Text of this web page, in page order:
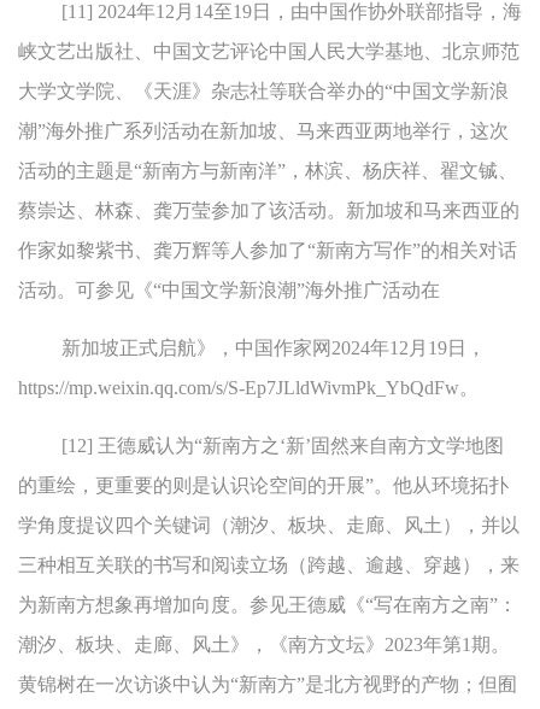
[11] 2024年12月14至19日，由中国作协外联部指导，海
峡文艺出版社、中国文艺评论中国人民大学基地、北京师范
大学文学院、《天涯》杂志社等联合举办的“中国文学新浪
潮”海外推广系列活动在新加坡、马来西亚两地举行，这次
活动的主题是“新南方与新南洋”，林滨、杨庆祥、翟文铖、
蔡崇达、林森、龚万莹参加了该活动。新加坡和马来西亚的
作家如黎紫书、龚万辉等人参加了“新南方写作”的相关对话
活动。可参见《“中国文学新浪潮”海外推广活动在
新加坡正式启航》，中国作家网2024年12月19日，
https://mp.weixin.qq.com/s/S-Ep7JLldWivmPk_YbQdFw。
[12] 王德威认为“新南方之‘新’固然来自南方文学地图
的重绘，更重要的则是认识论空间的开展”。他从环境拓扑
学角度提议四个关键词（潮汐、板块、走廊、风土），并以
三种相互关联的书写和阅读立场（跨越、逾越、穿越），来
为新南方想象再增加向度。参见王德威《“写在南方之南”：
潮汐、板块、走廊、风土》，《南方文坛》2023年第1期。
黄锦树在一次访谈中认为“新南方”是北方视野的产物；但囿